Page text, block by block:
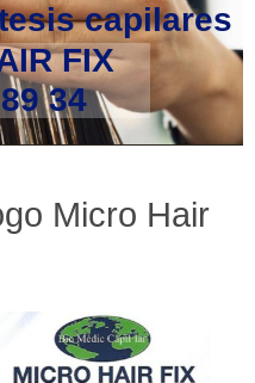
capilares
FIX
34
Hair